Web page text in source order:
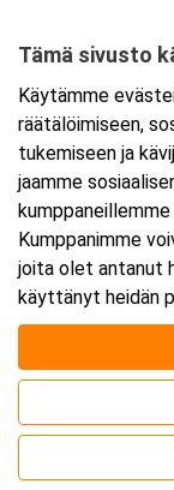
Tarkempi kartta
Tämä sivusto
Käytämme
räätälöimiseen,
tukemiseen ja
jaamme
Kumppanimme
joita olet antanut
käyttänyt heidän